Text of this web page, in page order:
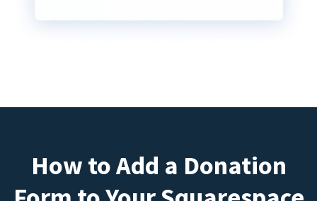
How to Add a Donation